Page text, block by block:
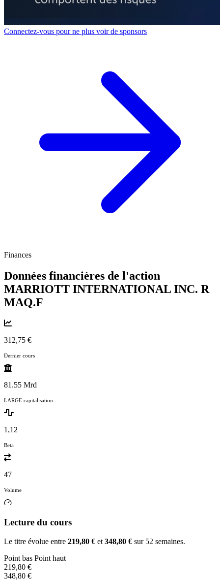
Connectez-vous pour ne plus voir de sponsors
Finances
Données financières de l'action
MARRIOTT INTERNATIONAL INC. R
MAQ.F
312,75 €
Dernier cours
81.55 Mrd
LARGE capitalisation
1,12
Beta
47
Volume
Lecture du cours
Le titre évolue entre 219,80 € et 348,80 € sur 52 semaines.
Point bas Point haut
219,80 €
348,80 €